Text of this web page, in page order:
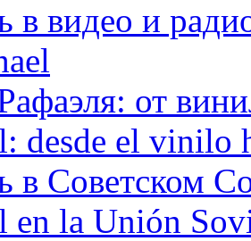
в видео и
от
desde el vinilo
в Советском
en la Unión